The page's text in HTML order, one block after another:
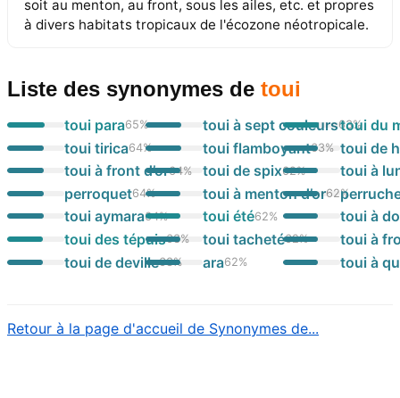
soit au menton, au front, sous les ailes, etc. et propres
à divers habitats tropicaux de l'écozone néotropicale.
Liste des synonymes de toui
toui para65%
toui tirica64%
toui à front d’or64%
perroquet64%
toui aymara64%
toui des tépuis63%
toui de deville63%
toui à sept couleurs63%
toui flamboyant63%
toui de spix62%
toui à menton d’or62%
toui été62%
toui tacheté62%
ara62%
toui du
toui de
toui à
toui à
toui à
toui à
Retour à la page d'accueil de Synonymes de...